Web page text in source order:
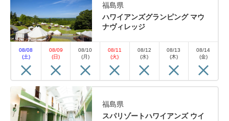
福島県
ハワイアンズグランピング マウ
ナヴィレッジ
08/08
(土)
08/09
(日)
08/10
(月)
08/11
(火)
08/12
(水)
08/13
(木)
08/14
(金)
福島県
スパリゾートハワイアンズ ウイ